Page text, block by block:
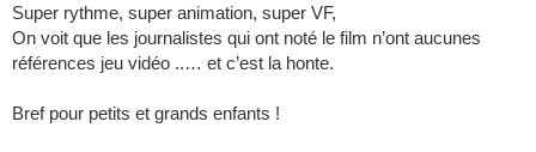
Super rythme, super animation, super VF,
On voit que les journalistes qui ont noté le film n’ont aucunes
références jeu vidéo ..… et c’est la honte.
Bref pour petits et grands enfants !